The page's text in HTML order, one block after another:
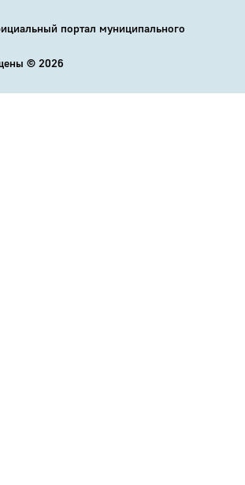
портал муниципального
© 2026